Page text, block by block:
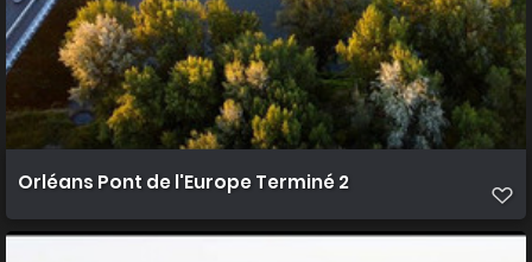
Orléans Pont de l'Europe Terminé 2